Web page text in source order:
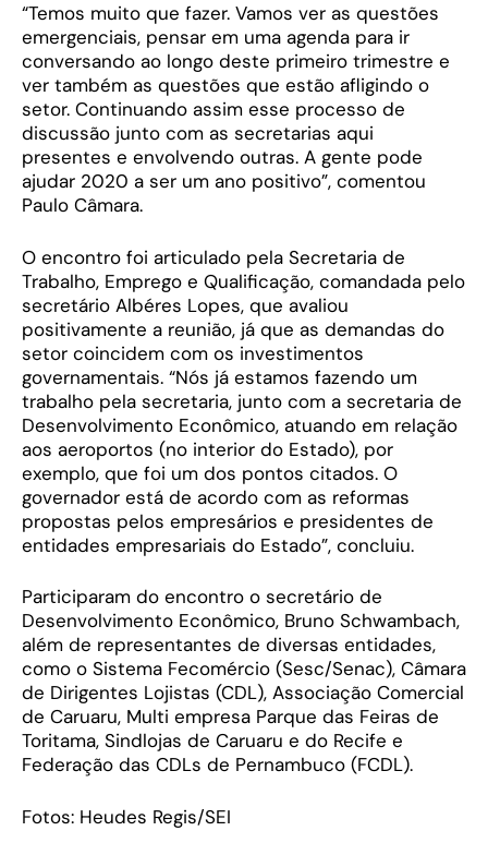
“Temos muito que fazer. Vamos ver as questões
emergenciais, pensar em uma agenda para ir
conversando ao longo deste primeiro trimestre e
ver também as questões que estão afligindo o
setor. Continuando assim esse processo de
discussão junto com as secretarias aqui
presentes e envolvendo outras. A gente pode
ajudar 2020 a ser um ano positivo”, comentou
Paulo Câmara.
O encontro foi articulado pela Secretaria de
Trabalho, Emprego e Qualificação, comandada pelo
secretário Albéres Lopes, que avaliou
positivamente a reunião, já que as demandas do
setor coincidem com os investimentos
governamentais. “Nós já estamos fazendo um
trabalho pela secretaria, junto com a secretaria de
Desenvolvimento Econômico, atuando em relação
aos aeroportos (no interior do Estado), por
exemplo, que foi um dos pontos citados. O
governador está de acordo com as reformas
propostas pelos empresários e presidentes de
entidades empresariais do Estado”, concluiu.
Participaram do encontro o secretário de
Desenvolvimento Econômico, Bruno Schwambach,
além de representantes de diversas entidades,
como o Sistema Fecomércio (Sesc/Senac), Câmara
de Dirigentes Lojistas (CDL), Associação Comercial
de Caruaru, Multi empresa Parque das Feiras de
Toritama, Sindlojas de Caruaru e do Recife e
Federação das CDLs de Pernambuco (FCDL).
Fotos: Heudes Regis/SEI